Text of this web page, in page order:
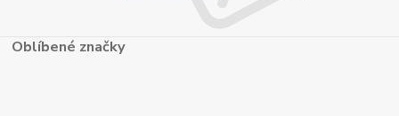
Oblíbené značky